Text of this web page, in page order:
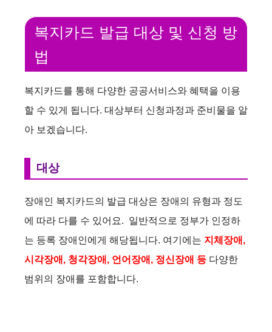
복지카드 발급 대상 및 신청 방
법
복지카드를 통해 다양한 공공서비스와 혜택을 이용
할 수 있게 됩니다. 대상부터 신청과정과 준비물을 알
아 보겠습니다.
대상
장애인 복지카드의 발급 대상은 장애의 유형과 정도
에 따라 다를 수 있어요. 일반적으로 정부가 인정하
는 등록 장애인에게 해당됩니다. 여기에는 지체장애,
시각장애, 청각장애, 언어장애, 정신장애 등 다양한
범위의 장애를 포함합니다.